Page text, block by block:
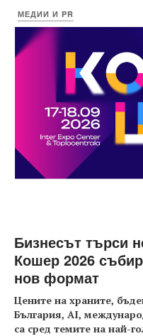
МЕДИИ И PR
Бизнесът търси
Кошер 2026
нов формат
Цените на храните,
България, AI,
са сред темите на най-